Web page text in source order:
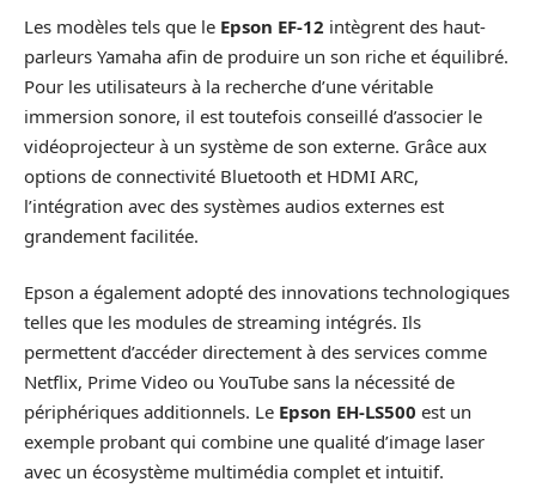
Les modèles tels que le Epson EF-12 intègrent des haut-
parleurs Yamaha afin de produire un son riche et équilibré.
Pour les utilisateurs à la recherche d’une véritable
immersion sonore, il est toutefois conseillé d’associer le
vidéoprojecteur à un système de son externe. Grâce aux
options de connectivité Bluetooth et HDMI ARC,
l’intégration avec des systèmes audios externes est
grandement facilitée.
Epson a également adopté des innovations technologiques
telles que les modules de streaming intégrés. Ils
permettent d’accéder directement à des services comme
Netflix, Prime Video ou YouTube sans la nécessité de
périphériques additionnels. Le Epson EH-LS500 est un
exemple probant qui combine une qualité d’image laser
avec un écosystème multimédia complet et intuitif.